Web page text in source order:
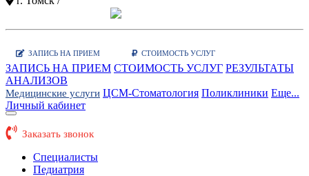
ЗАПИСЬ НА ПРИЕМ СТОИМОСТЬ УСЛУГ
ЗАПИСЬ НА ПРИЕМ СТОИМОСТЬ УСЛУГ РЕЗУЛЬТАТЫ
АНАЛИЗОВ
Медицинские услуги ЦСМ-Стоматология Поликлиники Еще...
Личный кабинет
Заказать звонок
Специалисты
Педиатрия